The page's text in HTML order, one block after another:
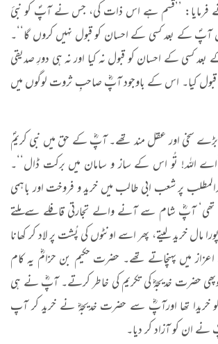
فرمایا: ’’قسم ہے اس ذات کی، جس نے آپؐ کو نبیٔ
آپؐ کے بعد کسی کے احسان کو قبول نہیں کروں گا‘‘۔
کسی کے احسان کو قبول نہ کیا اور نہ ہی دورِ صدیقی
قبول کیا۔ اس کے باوجود آپؓ صاحبِ ثروت لوگوں میں
سخی اور عقل مند تھے۔ آپؓ کے حق میں نبی کریمؐ
اللہ! تُو اس کے ساز و سامان میں برکت ڈال‘‘۔
پر شعب ابی طالب میں خرید و فروخت اور باہمی
تھی‘ آپؓ شام سے آنے والے تجارتی قافلے سے ملتے
خرید لیتے، پھر اسے اونٹوں کی پُشت پر لاد کر کھانا
میں پہنچاتے تھے۔ حضرت حکیم بن حزامؓ یہ کام
حضرت خدیجہؓ کی تکریم کی خاطر کرتے۔ آپؓ نے ہی
خریدا تھا اورآپؓ سے حضرت خدیجہؓ نے خرید کر آپ
ان کو آزاد کر دیا۔